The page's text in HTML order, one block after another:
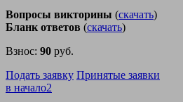
Вопросы викторины (скачать)
Бланк ответов (скачать)
Взнос: 90 руб.
Подать заявку Принятые заявки
в начало2